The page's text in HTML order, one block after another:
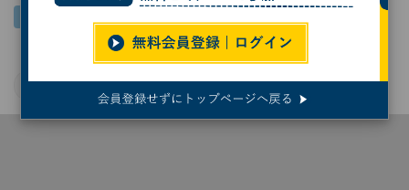
医療 京都大学 健康管理 JST 半導体